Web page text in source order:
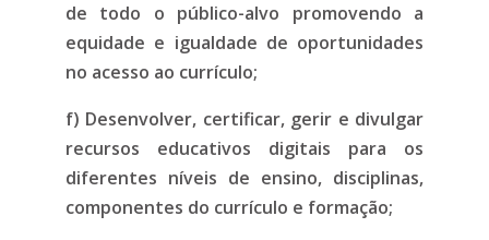
de todo o público-alvo promovendo a
equidade e igualdade de oportunidades
no acesso ao currículo;
f) Desenvolver, certificar, gerir e divulgar
recursos educativos digitais para os
diferentes níveis de ensino, disciplinas,
componentes do currículo e formação;